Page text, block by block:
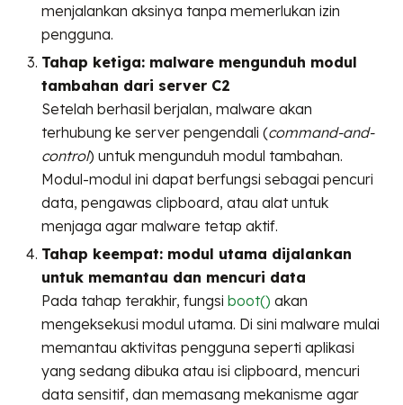
menjalankan aksinya tanpa memerlukan izin
pengguna.
Tahap ketiga: malware mengunduh modul
tambahan dari server C2
Setelah berhasil berjalan, malware akan
terhubung ke server pengendali (command-and-
control) untuk mengunduh modul tambahan.
Modul-modul ini dapat berfungsi sebagai pencuri
data, pengawas clipboard, atau alat untuk
menjaga agar malware tetap aktif.
Tahap keempat: modul utama dijalankan
untuk memantau dan mencuri data
Pada tahap terakhir, fungsiboot() akan
mengeksekusi modul utama. Di sini malware mulai
memantau aktivitas pengguna seperti aplikasi
yang sedang dibuka atau isi clipboard, mencuri
data sensitif, dan memasang mekanisme agar